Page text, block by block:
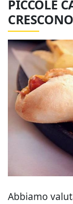
PICCOLE
CRESCONO
Abbiamo